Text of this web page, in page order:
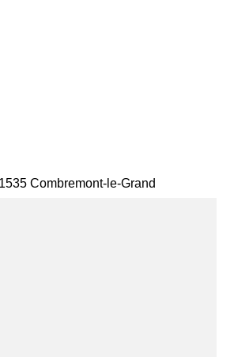
Combremont-le-Grand